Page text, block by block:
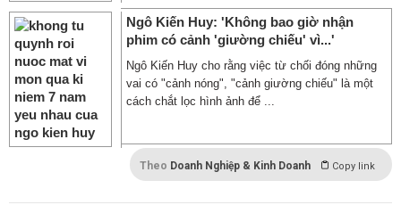
Ngô Kiến Huy: 'Không bao giờ nhận
phim có cảnh 'giường chiếu' vì...'
Ngô Kiến Huy cho rằng việc từ chối đóng những
vai có "cảnh nóng", "cảnh giường chiếu" là một
cách chắt lọc hình ảnh để ...
Theo Doanh Nghiệp & Kinh Doanh Copy link